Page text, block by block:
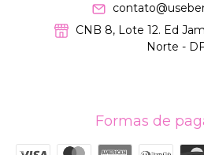
CNB 8, Lote 12. Ed
Norte -
Formas de